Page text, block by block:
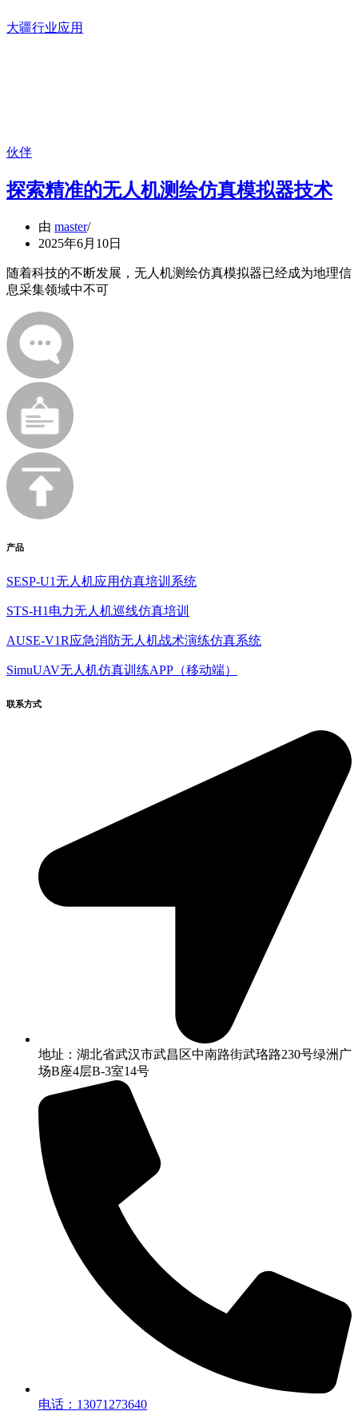
大疆行业应用
伙伴
探索精准的无人机测绘仿真模拟器技术
由 master
2025年6月10日
随着科技的不断发展，无人机测绘仿真模拟器已经成为地理信
息采集领域中不可
产品
SESP-U1无人机应用仿真培训系统
STS-H1电力无人机巡线仿真培训
AUSE-V1R应急消防无人机战术演练仿真系统
SimuUAV无人机仿真训练APP（移动端）
联系方式
地址：湖北省武汉市武昌区中南路街武珞路230号绿洲广
场B座4层B-3室14号
电话：13071273640